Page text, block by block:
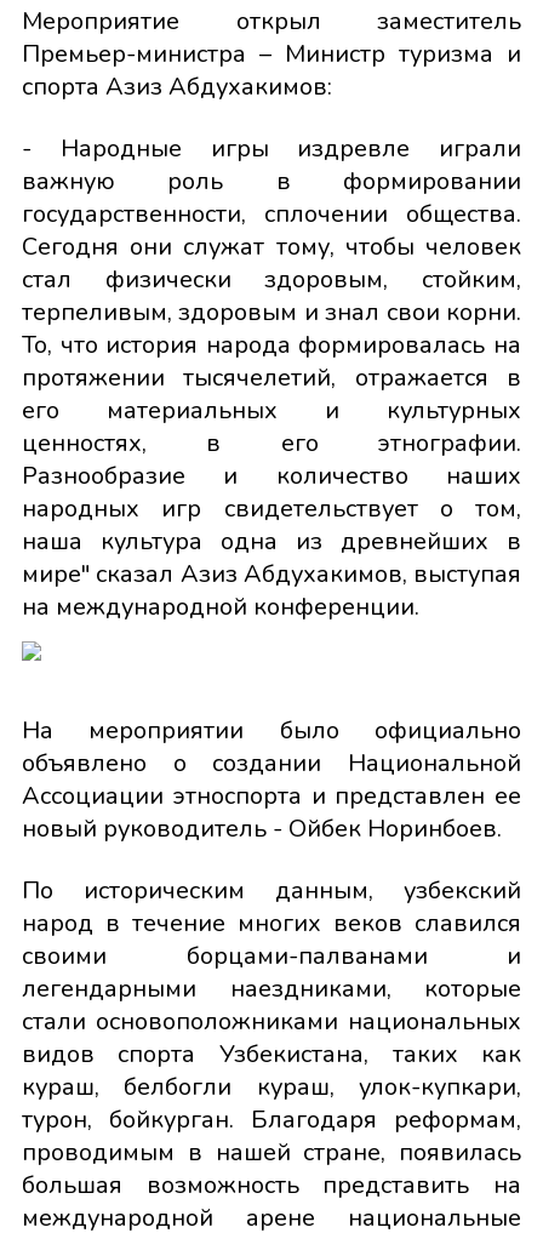
Мероприятие открыл заместитель
Премьер-министра – Министр туризма и
спорта Азиз Абдухакимов:
- Народные игры издревле играли
важную роль в формировании
государственности, сплочении общества.
Сегодня они служат тому, чтобы человек
стал физически здоровым, стойким,
терпеливым, здоровым и знал свои корни.
То, что история народа формировалась на
протяжении тысячелетий, отражается в
его материальных и культурных
ценностях, в его этнографии.
Разнообразие и количество наших
народных игр свидетельствует о том,
наша культура одна из древнейших в
мире" сказал Азиз Абдухакимов, выступая
на международной конференции.
На мероприятии было официально
объявлено о создании Национальной
Ассоциации этноспорта и представлен ее
новый руководитель - Ойбек Норинбоев.
По историческим данным, узбекский
народ в течение многих веков славился
своими борцами-палванами и
легендарными наездниками, которые
стали основоположниками национальных
видов спорта Узбекистана, таких как
кураш, белбогли кураш, улок-купкари,
турон, бойкурган. Благодаря реформам,
проводимым в нашей стране, появилась
большая возможность представить на
международной арене национальные